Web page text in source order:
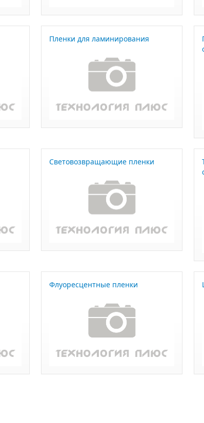
Пленки для ламинирования
Световозвращающие пленки
Флуоресцентные пленки